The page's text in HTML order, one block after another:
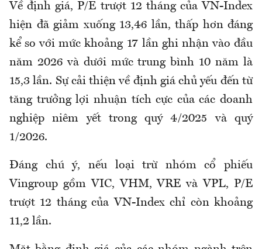
Về định giá, P/E trượt 12 tháng của VN-Index
hiện đã giảm xuống 13,46 lần, thấp hơn đáng
kể so với mức khoảng 17 lần ghi nhận vào đầu
năm 2026 và dưới mức trung bình 10 năm là
15,3 lần. Sự cải thiện về định giá chủ yếu đến từ
tăng trưởng lợi nhuận tích cực của các doanh
nghiệp niêm yết trong quý 4/2025 và quý
1/2026.
Đáng chú ý, nếu loại trừ nhóm cổ phiếu
Vingroup gồm VIC, VHM, VRE và VPL, P/E
trượt 12 tháng của VN-Index chỉ còn khoảng
11,2 lần.